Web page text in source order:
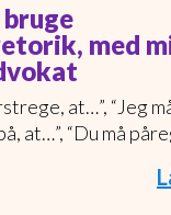
med
at…”, “Jeg
at…”, “Du må